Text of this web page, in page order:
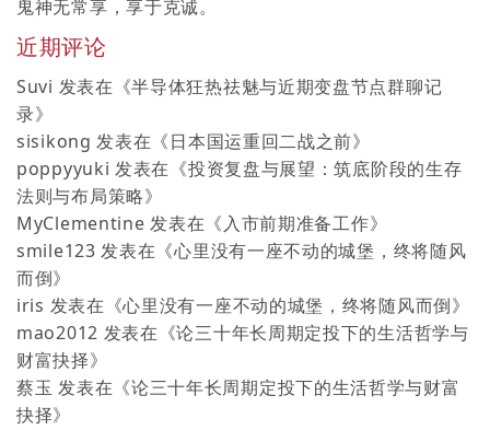
鬼神无常享，享于克诚。
近期评论
Suvi 发表在《半导体狂热祛魅与近期变盘节点群聊记
录》
sisikong 发表在《日本国运重回二战之前》
poppyyuki 发表在《投资复盘与展望：筑底阶段的生存
法则与布局策略》
MyClementine 发表在《入市前期准备工作》
smile123 发表在《心里没有一座不动的城堡，终将随风
而倒》
iris 发表在《心里没有一座不动的城堡，终将随风而倒》
mao2012 发表在《论三十年长周期定投下的生活哲学与
财富抉择》
蔡玉 发表在《论三十年长周期定投下的生活哲学与财富
抉择》